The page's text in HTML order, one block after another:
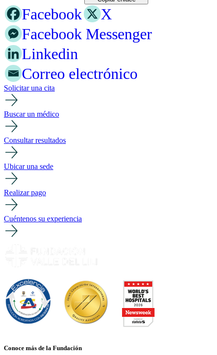
Facebook
X
Facebook Messenger
Linkedin
Correo electrónico
Solicitar una cita
Buscar un médico
Consultar resultados
Ubicar una sede
Realizar pago
Cuéntenos su experiencia
Conoce más de la Fundación